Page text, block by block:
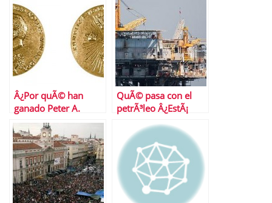
Sicav, impuestos y
otras historias para
no dormir
Â¿Por quÃ© han
ganado Peter A.
Diamond, Dale T.
Mortensen y
Christopher A.
Pissarides el Nobel
de EconomÃ­a?
QuÃ© pasa con el
petrÃ³leo Â¿EstÃ¡